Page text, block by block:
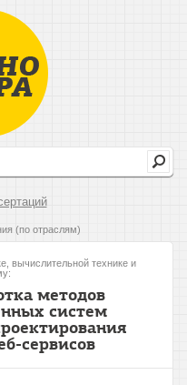
(по отраслям)
вычислительной технике и
методов
систем
сервисов